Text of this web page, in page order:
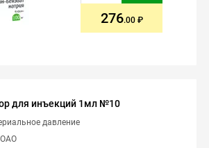
276.00
для инъекций 1мл №10
давление